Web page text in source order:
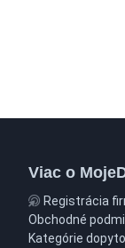
Viac o
Registrácia
Obchodné
Kategórie